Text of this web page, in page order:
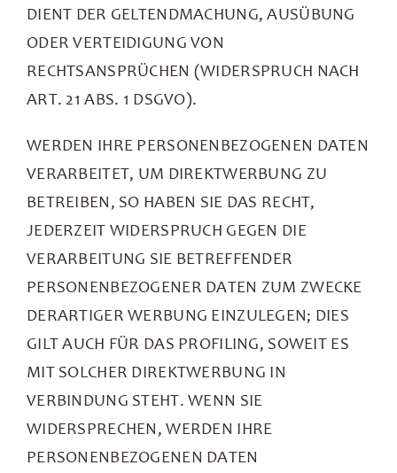
DIENT DER GELTENDMACHUNG, AUSÜBUNG
ODER VERTEIDIGUNG VON
RECHTSANSPRÜCHEN (WIDERSPRUCH NACH
ART. 21 ABS. 1 DSGVO).
WERDEN IHRE PERSONENBEZOGENEN DATEN
VERARBEITET, UM DIREKTWERBUNG ZU
BETREIBEN, SO HABEN SIE DAS RECHT,
JEDERZEIT WIDERSPRUCH GEGEN DIE
VERARBEITUNG SIE BETREFFENDER
PERSONENBEZOGENER DATEN ZUM ZWECKE
DERARTIGER WERBUNG EINZULEGEN; DIES
GILT AUCH FÜR DAS PROFILING, SOWEIT ES
MIT SOLCHER DIREKTWERBUNG IN
VERBINDUNG STEHT. WENN SIE
WIDERSPRECHEN, WERDEN IHRE
PERSONENBEZOGENEN DATEN